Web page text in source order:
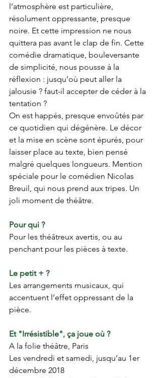
l’atmosphère est particulière,
résolument oppressante, presque
noire. Et cette impression ne nous
quittera pas avant le clap de fin. Cette
comédie dramatique, bouleversante
de simplicité, nous pousse à la
réflexion : jusqu’où peut aller la
jalousie ? faut-il accepter de céder à la
tentation ?
On est happés, presque envoûtés par
ce quotidien qui dégénère. Le décor
et la mise en scène sont épurés, pour
laisser place au texte, bien pensé
malgré quelques longueurs. Mention
spéciale pour le comédien Nicolas
Breuil, qui nous prend aux tripes. Un
joli moment de théâtre.
Pour qui ?
Pour les théâtreux avertis, ou au
penchant pour les pièces à texte.
Le petit + ?
Les arrangements musicaux, qui
accentuent l’effet oppressant de la
pièce.
Et "Irrésistible", ça joue où ?
A la folie théâtre, Paris
Les vendredi et samedi, jusqu’au 1er
décembre 2018